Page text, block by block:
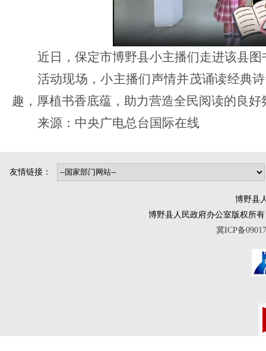
近日，保定市博野县小主播们走进该县图
活动现场，小主播们声情并茂诵读经典
趣，厚植书香底蕴，助力营造全民阅读的良好
来源： 中央广电总台国际在线
友情链接：
博野县
博野县人民政府办公室版权所有
冀ICP备